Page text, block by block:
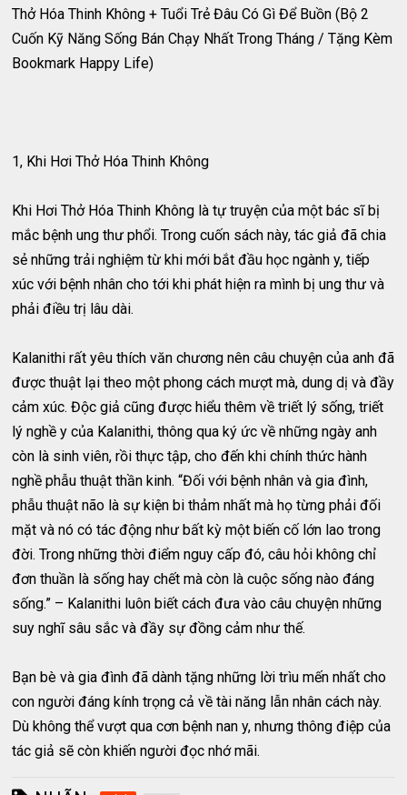
Thở Hóa Thinh Không + Tuổi Trẻ Đâu Có Gì Để Buồn (Bộ 2
Cuốn Kỹ Năng Sống Bán Chạy Nhất Trong Tháng / Tặng Kèm
Bookmark Happy Life)
1, Khi Hơi Thở Hóa Thinh Không
Khi Hơi Thở Hóa Thinh Không là tự truyện của một bác sĩ bị
mắc bệnh ung thư phổi. Trong cuốn sách này, tác giả đã chia
sẻ những trải nghiệm từ khi mới bắt đầu học ngành y, tiếp
xúc với bệnh nhân cho tới khi phát hiện ra mình bị ung thư và
phải điều trị lâu dài.
Kalanithi rất yêu thích văn chương nên câu chuyện của anh đã
được thuật lại theo một phong cách mượt mà, dung dị và đầy
cảm xúc. Độc giả cũng được hiểu thêm về triết lý sống, triết
lý nghề y của Kalanithi, thông qua ký ức về những ngày anh
còn là sinh viên, rồi thực tập, cho đến khi chính thức hành
nghề phẫu thuật thần kinh. “Đối với bệnh nhân và gia đình,
phẫu thuật não là sự kiện bi thảm nhất mà họ từng phải đối
mặt và nó có tác động như bất kỳ một biến cố lớn lao trong
đời. Trong những thời điểm nguy cấp đó, câu hỏi không chỉ
đơn thuần là sống hay chết mà còn là cuộc sống nào đáng
sống.” – Kalanithi luôn biết cách đưa vào câu chuyện những
suy nghĩ sâu sắc và đầy sự đồng cảm như thế.
Bạn bè và gia đình đã dành tặng những lời trìu mến nhất cho
con người đáng kính trọng cả về tài năng lẫn nhân cách này.
Dù không thể vượt qua cơn bệnh nan y, nhưng thông điệp của
tác giả sẽ còn khiến người đọc nhớ mãi.